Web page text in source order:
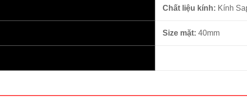
Chất liệu kính: Kính
Size mặt: 40mm